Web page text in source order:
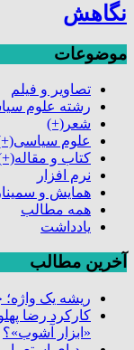
نگاهش
موضوعات
تصاویر و فیلم
رشته علوم
شعر (+)
علوم سیاسی
کتاب و مقاله
نرم افزار
همایش و سمینار
همه مطالب
یادداشت
آخرین مطالب
ریشه یک واژه؛
کارکرد رضا
«ابزار آشوب»؟